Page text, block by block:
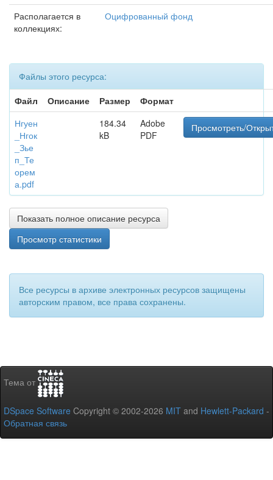
Располагается в
коллекциях:
Оцифрованный фонд
Файлы этого ресурса:
Файл
Описание Размер
Формат
Нгуен
_Нгок
_Зье
п_Те
орем
а.pdf
184.34
kB
Adobe
PDF
Просмотреть/
Показать полное описание ресурса
Просмотр статистики
Все ресурсы в архиве электронных ресурсов защищены
авторским правом, все права сохранены.
Тема от
DSpace Software Copyright © 2002-2026 MIT and Hewlett-Packard -
Обратная связь